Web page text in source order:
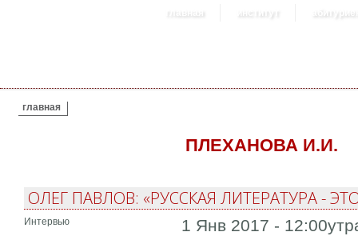
главная институт
ВЫ ЗДЕСЬ
главная
ПЛЕХАНОВА И.И.
ОЛЕГ ПАВЛОВ: «РУССКАЯ ЛИТЕРАТУРА -
Интервью 1 Янв 2017 -